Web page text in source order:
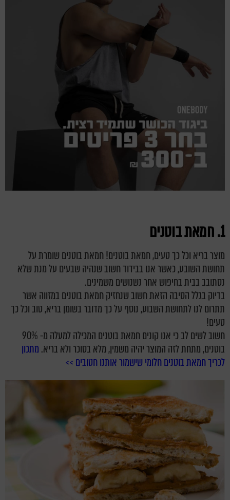
1. חמאת בוטנים
מוצר בריא וכל כך טעים, חמאת בוטנים! חמאת בוטנים שומרת על
תחושת השובע, כאשר אנו בבידוד חשוב שנהיה שבעים על מנת שלא
נסתובב בבית בחיפוש אחר נשנושים משמינים.
בדיוק בגלל הסיבה הזאת חשוב שנחזיק חמאת בוטנים במזווה אשר
תתרום לנו לתחושת השבוע, נוסף על כך מדובר בשומן בריא, טוב וכל כך
טעים!
חשוב לשים לב כי אנו קונים חמאת בוטנים המכילה למעלה מ- 90%
בוטנים, מתחת לזה המוצר יהיה משמין, מלא בסוכר ולא בריא. מתכון
לכריך חמאת בוטנים חלומי שישמור אותנו חטובים >>